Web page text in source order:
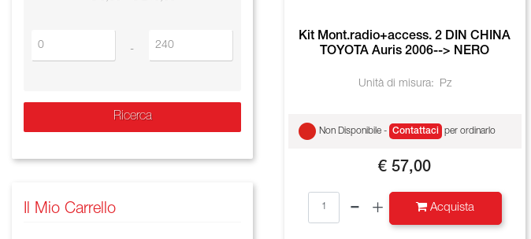
Prezzo minimo - Prezzo massimo
Il Mio Carrello
Kit Mont.radio+access. 2 DIN CHINA
TOYOTA Auris 2006--> NERO
Unità di misura: Pz
Non Disponibile - Contattaci per ordinarlo
€ 57,00
Quantità
Acquista